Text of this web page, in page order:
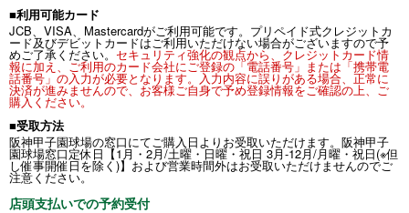
■利用可能カード
JCB、VISA、Mastercardがご利用可能です。プリペイド式クレジットカ
ード及びデビットカードはご利用いただけない場合がございますので予
めご了承ください。 セキュリティ強化の観点から、クレジットカード情
報に加え、ご利用のカード会社にご登録の「電話番号」または「携帯電
話番号」の入力が必要となります。入力内容に誤りがある場合、正常に
決済が進みませんので、お客様ご自身で予め登録情報をご確認の上、ご
購入ください。
■受取方法
阪神甲子園球場の窓口にてご購入日よりお受取いただけます。阪神甲子
園球場窓口定休日【1月・2月/土曜・日曜・祝日 3月-12月/月曜・祝日(※但
し催事開催日を除く)】および営業時間外はお受取いただけませんのでご
注意ください。
店頭支払いでの予約受付